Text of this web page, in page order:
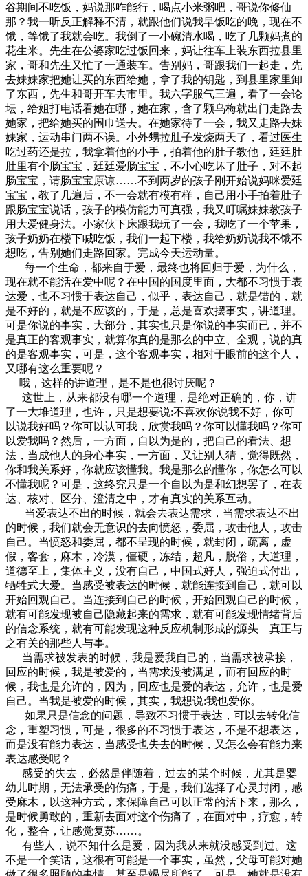
谷期间不吃饭，妈说那咋能行，喝点小米粥吧，哥说你修仙
那？我一听反正解释不清，就跟他们说我早饭吃的晚，现在不
饿，等饿了我就会吃。我倒了一小碗清水喝，吃了几颗妈煮的
花生米。先生在公婆家吃过饭回来，妈让往车上装东西拉县里
家，哥和先生又忙了一通装车。告别妈，哥跟我们一起走，先
去妹妹家把她让买的东西给她，拿了我的钥匙，到县里家里卸
了东西，先生和哥开车去市里。我六字服气三遍，看了一会论
坛，给姐打电话看她在哪，她在家，含了颗乌梅就出门走路去
她家，把给她买的围巾送去。在她家待了一会，我又走路去妹
妹家，运动串门两不误。小外甥拉肚子发烧两天了，看过医生
吃过药还是拉，我拿着他的小手，拍着他的肚子教他，廷廷肚
肚里有个肠宝宝，廷廷爱肠宝宝，不小心吃坏了肚子，对不起
肠宝宝，请肠宝宝原谅……不到两岁的孩子刚开始说妈咪爱廷
宝宝，教了几遍后，不一会就有模有样，自己用小手拍着肚子
跟肠宝宝说话，孩子的模仿能力可真强，我又叮嘱妹妹教孩子
用大爱健身法。小家伙下床跟我玩了一会，我吃了一个苹果，
孩子奶奶在楼下喊吃饭，我们一起下楼，我给奶奶说我不饿不
想吃，告别她们走路回家。完成今天运动量。
每一个生命，都来自于爱，最终也将回归于爱，为什么，
现在就不能活在爱中呢？在中国的国度里面，大都不习惯于表
达爱，也不习惯于表达自己，似乎，表达自己，就是错的，就
是不好的，就是不应该的，于是，总是喜欢摆事实，讲道理。
可是你说的事实，大部分，其实也只是你说的事实而已，并不
是真正的客观事实，就算你真的是那么的中立、全观，说的真
的是客观事实，可是，这个客观事实，相对于眼前的这个人，
又哪有这么重要呢？
哦，这样的讲道理，是不是也很讨厌呢？
这世上，从来都没有哪一个道理，是绝对正确的，你，讲
了一大堆道理，也许，只是想要说:不喜欢你说我不好，你可
以说我好吗？你可以认可我，欣赏我吗？你可以懂我吗？你可
以爱我吗？然后，一方面，自以为是的，把自己的看法、想
法，当成他人的身心事实，一方面，又让别人猜，觉得既然，
你和我关系好，你就应该懂我。我是那么的懂你，你怎么可以
不懂我呢？可是，这终究只是一个自以为是和幻想罢了，在表
达、核对、区分、澄清之中，才有真实的关系互动。
当爱表达不出的时候，就会去表达需求，当需求表达不出
的时候，我们就会无意识的去向愤怒，委屈，攻击他人，攻击
自己。当愤怒和委屈，都不呈现的时候，就封闭，疏离，虚
假，客套，麻木，冷漠，僵硬，冻结，超凡，脱俗，大道理，
道德至上，集体主义，没有自己，中国式好人，强迫式付出，
牺牲式大爱。当感受被表达的时候，就能连接到自己，就可以
开始回观自己。当连接到自己的时候，开始回观自己的时候，
就有可能发现被自己隐藏起来的需求，就有可能发现情绪背后
的信念系统，就有可能发现这种反应机制形成的源头—真正与
之有关的那些人与事。
当需求被发表的时候，我是爱我自己的，当需求被承接，
回应的时候，我是被爱的，当需求没被满足，而有回应的时
候，我也是允许的，因为，回应也是爱的表达，允许，也是爱
自己。当我是被爱的时候，其实，我想说:我也爱你。
如果只是信念的问题，导致不习惯于表达，可以去转化信
念，重塑习惯，可是，很多的不习惯于表达，不是不想表达，
而是没有能力表达，当感受也失去的时候，又怎么会有能力来
表达感受呢？
感受的失去，必然是伴随着，过去的某个时候，尤其是婴
幼儿时期，无法承受的伤痛，于是，我们选择了心灵封闭，感
受麻木，以这种方式，来保障自己可以正常的活下来，那么，
是时候勇敢的，重新去面对这个伤痛了，在面对中，疗愈，转
化，整合，让感觉复苏……。
有些人，说不知什么是爱，因为我从来就没感受到过。这
不是一个笑话，这很有可能是一个事实，虽然，父母可能对她